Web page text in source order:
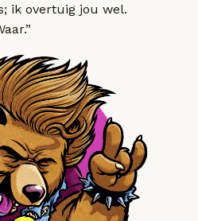
ik overtuig jou wel.